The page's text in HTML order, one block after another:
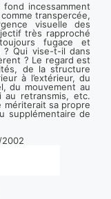
incessamment
transpercée,
visuelle des
très rapproché
fugace et
? Qui vise-t-il dans
? Le regard est
de la structure
à l’extérieur, du
du mouvement au
au retransmis, etc.
mériterait sa propre
supplémentaire de